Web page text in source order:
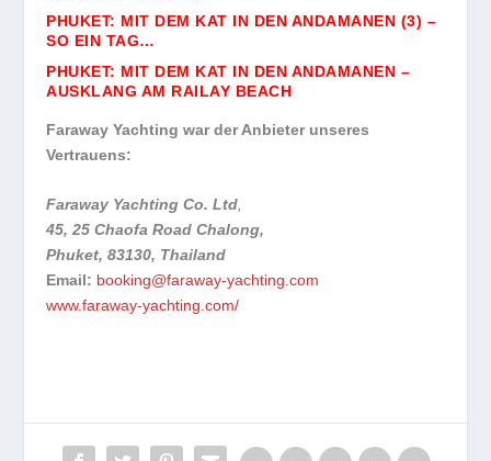
PHUKET: MIT DEM KAT IN DEN ANDAMANEN (3) –
SO EIN TAG…
PHUKET: MIT DEM KAT IN DEN ANDAMANEN –
AUSKLANG AM RAILAY BEACH
Faraway Yachting war der Anbieter unseres
Vertrauens:
Faraway Yachting Co. Ltd,
45, 25 Chaofa Road Chalong,
Phuket, 83130, Thailand
Email: booking@faraway-yachting.com
www.faraway-yachting.com/